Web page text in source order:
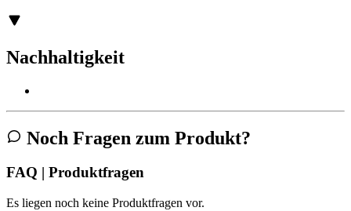
Nachhaltigkeit
Noch Fragen zum Produkt?
FAQ | Produktfragen
Es liegen noch keine Produktfragen vor.